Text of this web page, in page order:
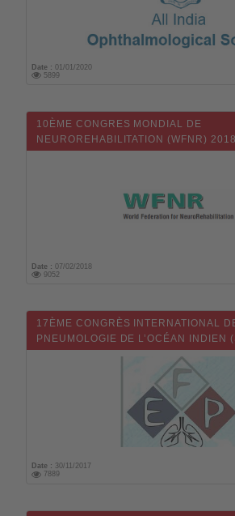
Date : 01/01/2020
5899
10ÈME CONGRES MONDIAL DE
NEUROREHABILITATION (WFNR) 2018
Date : 07/02/2018
9052
17ÈME CONGRÈS INTERNATIONAL
PNEUMOLOGIE DE L’OCÉAN INDIEN
Date : 30/11/2017
7889